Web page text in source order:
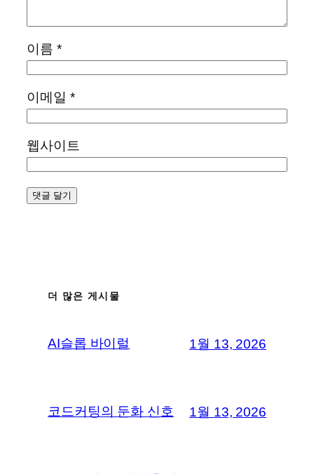
이름 *
이메일 *
웹사이트
더 많은 게시물
AI슬롭 바이럴 1월 13, 2026
코드커팅의 둔화 신호 1월 13, 2026